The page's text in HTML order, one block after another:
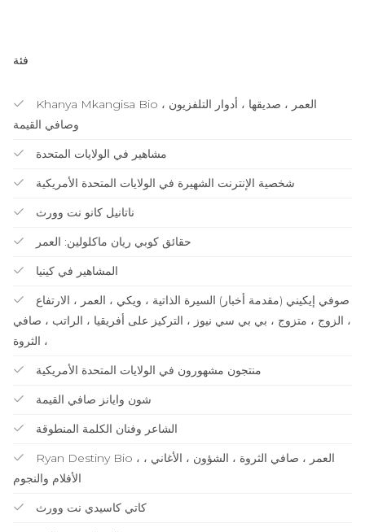
فئة
Khanya Mkangisa Bio ، العمر ، صديقها ، أدوار التلفزيون
وصافي القيمة
مشاهير في الولايات المتحدة
شخصية الإنترنت الشهيرة في الولايات المتحدة الأمريكية
ناتانيل كانو نت وورث
حقائق كوبي ريان ماكلولين: العمر
المشاهير في كينيا
، الزوج ، متزوج ، بي بي سي نيوز ، التركيز على أفريقيا ، الراتب ، صافي
الثروة ،
منتجون مشهورون في الولايات المتحدة الأمريكية
شون وايانز صافي القيمة
الشاعر وفنان الكلمة المنطوقة
Ryan Destiny Bio ، العمر ، صافي الثروة ، الشؤون ، الأغاني ،
الأفلام والنجوم
كاتي كاسيدي نت وورث